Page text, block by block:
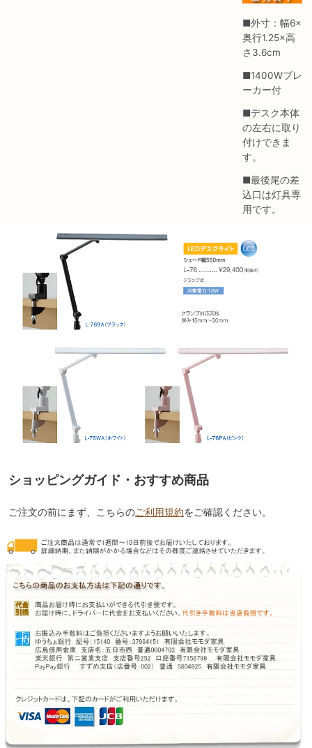
■外寸：幅6×
奥行1.25×高
さ3.6cm
■1400Wブレ
ーカー付
■デスク本体
の左右に取り
付けできま
す。
■最後尾の差
込口は灯具専
用です。
ショッピングガイド・おすすめ商品
ご注文の前にまず、こちらのご利用規約をご確認ください。